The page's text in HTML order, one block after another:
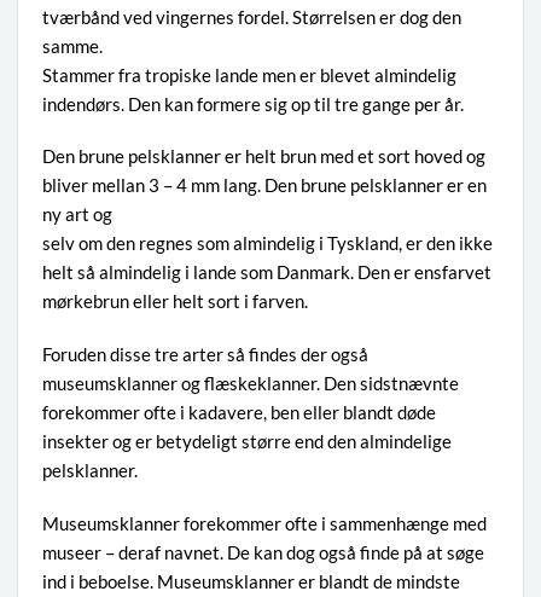
tværbånd ved vingernes fordel. Størrelsen er dog den
samme.
Stammer fra tropiske lande men er blevet almindelig
indendørs. Den kan formere sig op til tre gange per år.
Den brune pelsklanner er helt brun med et sort hoved og
bliver mellan 3 – 4 mm lang. Den brune pelsklanner er en
ny art og
selv om den regnes som almindelig i Tyskland, er den ikke
helt så almindelig i lande som Danmark. Den er ensfarvet
mørkebrun eller helt sort i farven.
Foruden disse tre arter så findes der også
museumsklanner og flæskeklanner. Den sidstnævnte
forekommer ofte i kadavere, ben eller blandt døde
insekter og er betydeligt større end den almindelige
pelsklanner.
Museumsklanner forekommer ofte i sammenhænge med
museer – deraf navnet. De kan dog også finde på at søge
ind i beboelse. Museumsklanner er blandt de mindste